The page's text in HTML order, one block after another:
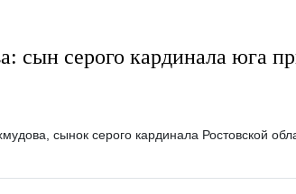
сын серого кардинала юга
сынок серого кардинала Ростовской